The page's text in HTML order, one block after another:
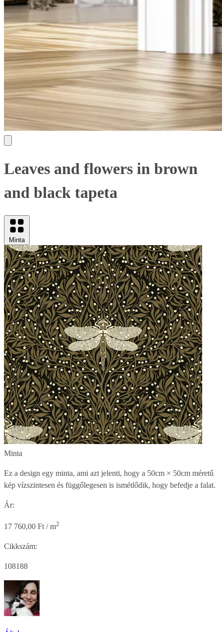
Leaves and flowers in brown
and black tapeta
Minta
Minta
Ez a design egy minta, ami azt jelenti, hogy a 50cm × 50cm méretű
kép vízszintesen és függőlegesen is ismétlődik, hogy befedje a falat.
Ár:
17 760,00 Ft / m2
Cikkszám:
108188